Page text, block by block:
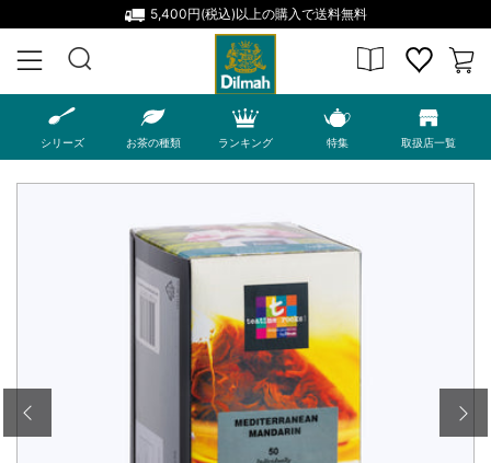
5,400円(税込)以上の購入で送料無料
MENU
シリーズ お茶の種類 ランキング 特集 取扱店一覧